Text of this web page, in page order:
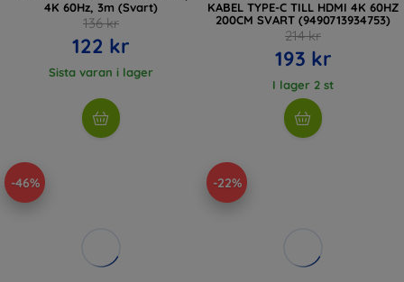
4K 60Hz, 3m (Svart)
136 kr
122 kr
Sista varan i lager
KABEL TYPE-C TILL HDMI 4K 60HZ
200CM SVART (9490713934753)
214 kr
193 kr
I lager 2 st
-46% -22%